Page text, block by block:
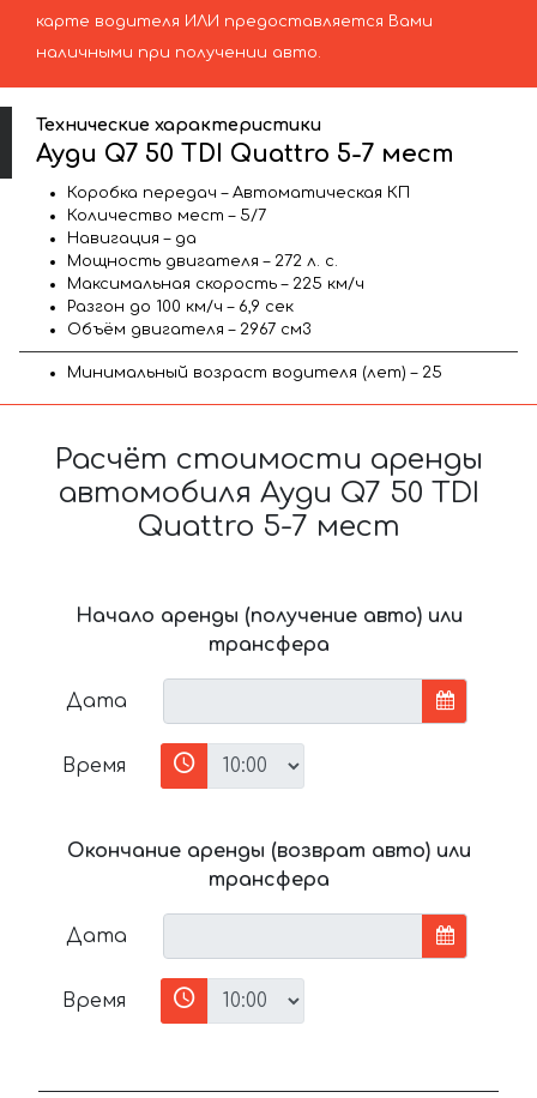
карте водителя ИЛИ предоставляется Вами
наличными при получении авто.
Технические характеристики
Ауди Q7 50 TDI Quattro 5-7 мест
Коробка передач – Автоматическая КП
Количество мест – 5/7
Навигация – да
Мощность двигателя – 272 л. с.
Максимальная скорость – 225 км/ч
Разгон до 100 км/ч – 6,9 сек
Объём двигателя – 2967 см3
Минимальный возраст водителя (лет) – 25
Расчёт стоимости аренды
автомобиля Ауди Q7 50 TDI
Quattro 5-7 мест
Начало аренды (получение авто) или
трансфера
Дата
Время
Окончание аренды (возврат авто) или
трансфера
Дата
Время